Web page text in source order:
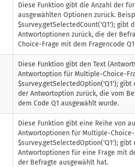
Diese Funktion gibt die Anzahl der
ausgewählten Optionen zurück.
$survey.getSelectedCount('Q1'); gibt
Antwortoptionen zurück, die der
Choice-Frage mit dem Fragencode
Diese Funktion gibt den Text
Antwortoption für Multiple-Choice-
$survey.getSelectedOption('Q1');
der Antwortoption zurück, die vom
dem Code Q1 ausgewählt wurde.
Diese Funktion gibt eine Reihe von
Antwortoptionen für Multiple-
$survey.getSelectedOption('Q1'); gibt
Antwortoptionen für eine Frage mit
der Befragte ausgewählt hat.